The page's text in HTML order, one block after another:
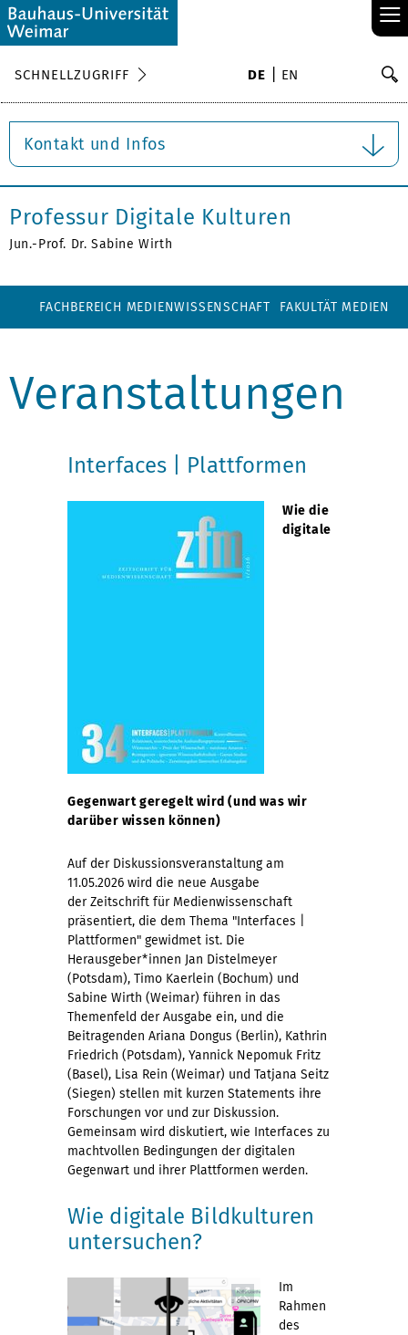
≡
SCHNELLZUGRIFF DE EN
Kontakt und Infos
Professur Digitale Kulturen
Jun.-Prof. Dr. Sabine Wirth
FACHBEREICH MEDIENWISSENSCHAFT FAKULTÄT MEDIEN
Veranstaltungen
Interfaces | Plattformen
Wie die
digitale
Gegenwart geregelt wird (und was wir
darüber wissen können)
Auf der Diskussionsveranstaltung am
11.05.2026 wird die neue Ausgabe
der Zeitschrift für Medienwissenschaft
präsentiert, die dem Thema "Interfaces |
Plattformen" gewidmet ist. Die
Herausgeber*innen Jan Distelmeyer
(Potsdam), Timo Kaerlein (Bochum) und
Sabine Wirth (Weimar) führen in das
Themenfeld der Ausgabe ein, und die
Beitragenden Ariana Dongus (Berlin), Kathrin
Friedrich (Potsdam), Yannick Nepomuk Fritz
(Basel), Lisa Rein (Weimar) und Tatjana Seitz
(Siegen) stellen mit kurzen Statements ihre
Forschungen vor und zur Diskussion.
Gemeinsam wird diskutiert, wie Interfaces zu
machtvollen Bedingungen der digitalen
Gegenwart und ihrer Plattformen werden.
Wie digitale Bildkulturen
untersuchen?
Im
Rahmen
des